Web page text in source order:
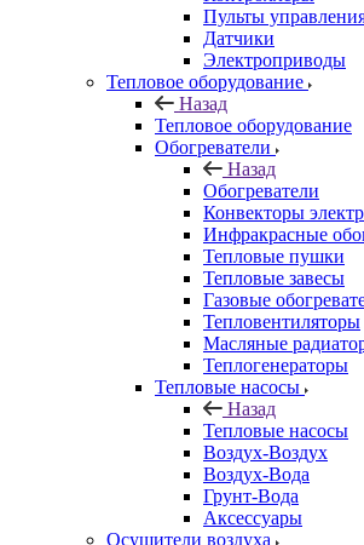
Пульты
Датчики
Электроприводы
Тепловое оборудование
Назад
Тепловое оборудование
Обогреватели
Назад
Обогреватели
Конвекторы
Инфракрасные
Тепловые пушки
Тепловые завесы
Газовые
Тепловентиляторы
Масляные
Теплогенераторы
Тепловые насосы
Назад
Тепловые насосы
Воздух-Воздух
Воздух-Вода
Грунт-Вода
Аксессуары
Осушители воздуха